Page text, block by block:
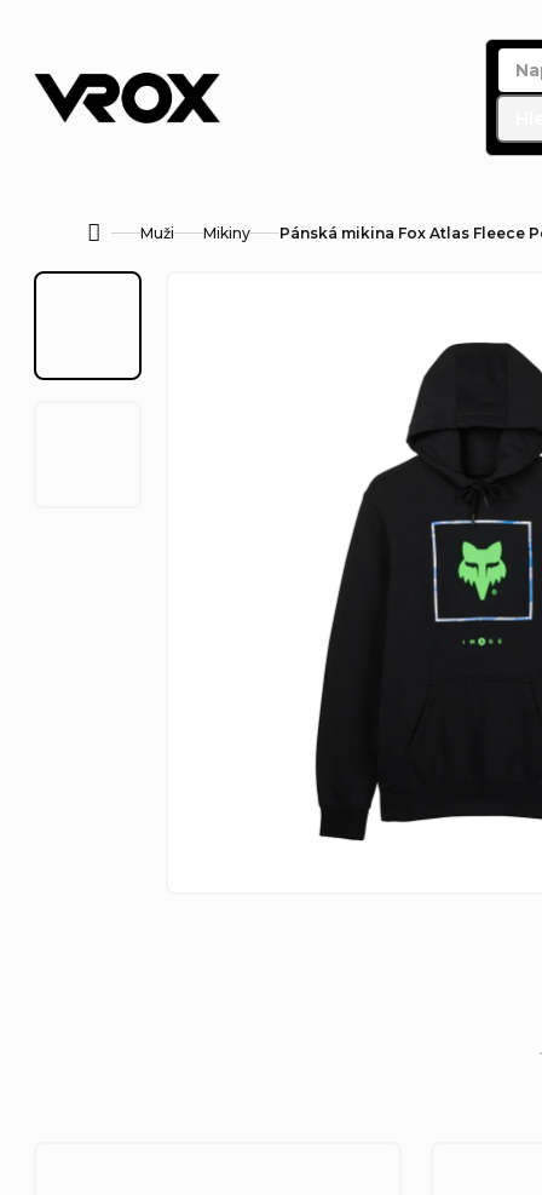
obsah
DomůMuži Mikiny Pánská mikina Fox Atlas Fleece